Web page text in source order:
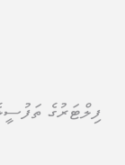
ފިލްޓަރުގެ